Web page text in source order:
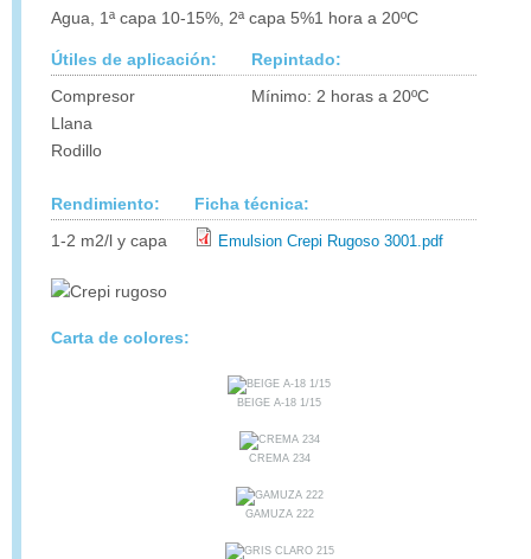
Agua, 1ª capa 10-15%, 2ª capa 5%1 hora a 20ºC
Útiles de aplicación:
Compresor
Llana
Rodillo
Repintado:
Mínimo: 2 horas a 20ºC
Rendimiento:
1-2 m2/l y capa
Ficha técnica:
Emulsion Crepi Rugoso 3001.pdf
Carta de colores:
BEIGE A-18 1/15
CREMA 234
GAMUZA 222